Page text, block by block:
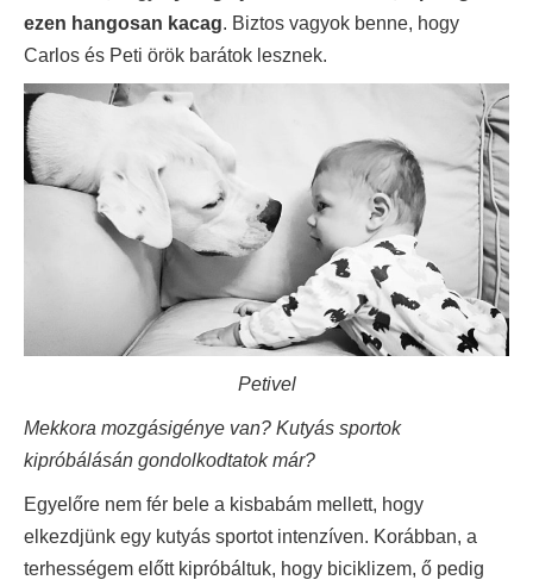
ezen hangosan kacag. Biztos vagyok benne, hogy
Carlos és Peti örök barátok lesznek.
Petivel
Mekkora mozgásigénye van? Kutyás sportok
kipróbálásán gondolkodtatok már?
Egyelőre nem fér bele a kisbabám mellett, hogy
elkezdjünk egy kutyás sportot intenzíven. Korábban, a
terhességem előtt kipróbáltuk, hogy biciklizem, ő pedig